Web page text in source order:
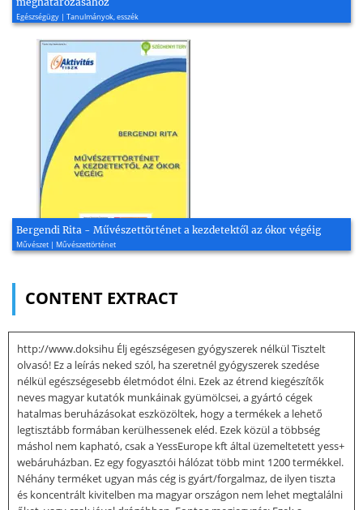
Egészségügy | Tanulmányok, esszék
Bergendi Rita - Művészettörténet a kezdetektől az ókor végéig
Művészet | Művészettörténet
CONTENT EXTRACT
http://www.doksihu Élj egészségesen gyógyszerek nélkül Tisztelt
olvasó! Ez a leírás neked szól, ha szeretnél gyógyszerek szedése
nélkül egészségesebb életmódot élni. Ezek az étrend kiegészítők
neves magyar kutatók munkáinak gyümölcsei, a gyártó cégek
hatalmas beruházásokat eszközöltek, hogy a termékek a lehető
legtisztább formában kerülhessenek eléd. Ezek közül a többség
máshol nem kapható, csak a YessEurope kft által üzemeltetett yess+
webáruházban. Ez egy fogyasztói hálózat több mint 1200 termékkel.
Néhány terméket ugyan más cég is gyárt/forgalmaz, de ilyen tiszta
és koncentrált kivitelben ma magyar országon nem lehet megtalálni